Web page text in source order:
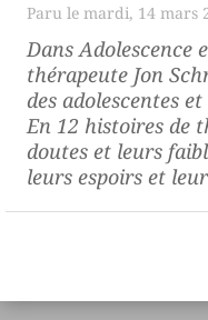
mardi, 14 mars
Dans Adolescence
thérapeute Jon
des adolescentes
En 12 histoires de
doutes et leurs
leurs espoirs et